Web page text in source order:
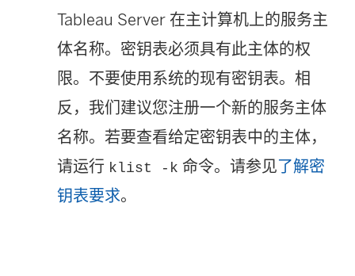
Tableau Server 在主计算机上的服务主
体名称。密钥表必须具有此主体的权
限。 不要使用系统的现有密钥表。 相
反，我们建议您注册一个新的服务主体
名称。若要查看给定密钥表中的主体，
请运行 klist -k 命令。请参见了解密
钥表要求。